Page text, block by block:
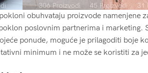
306 Proizvodi
45 Proizvodi
31
obuhvataju proizvode namenjene
poslovnim partnerima i marketing.
ponude, moguće je prilagoditi boje
minimum i ne može se koristiti za